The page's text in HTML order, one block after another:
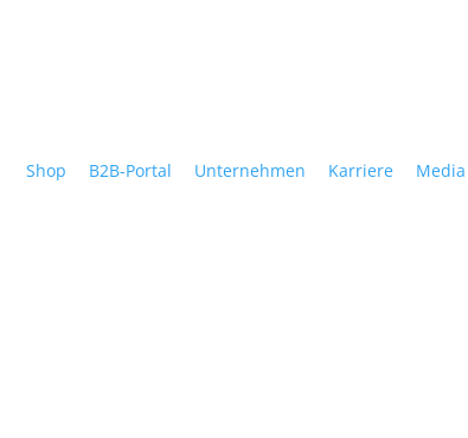
Shop B2B-Portal Unternehmen Karriere Media